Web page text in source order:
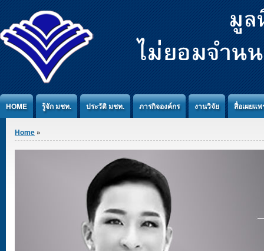
Jump to Content
HOME รู้จัก มชท. ประวัติ มชท. ภารกิจองค์กร งานวิจัย สื่อเผยแพ
You are here
Home »